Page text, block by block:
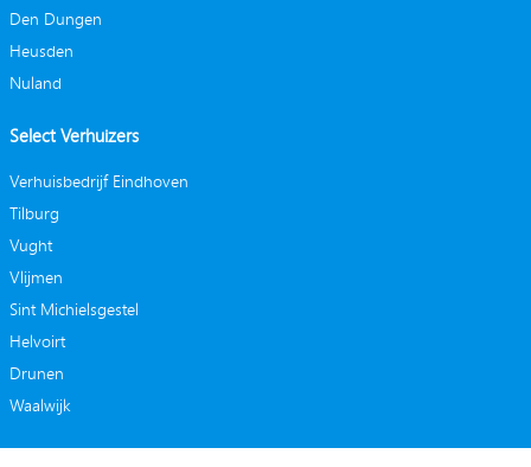
Den Dungen
Heusden
Nuland
Select Verhuizers
Verhuisbedrijf Eindhoven
Tilburg
Vught
Vlijmen
Sint Michielsgestel
Helvoirt
Drunen
Waalwijk